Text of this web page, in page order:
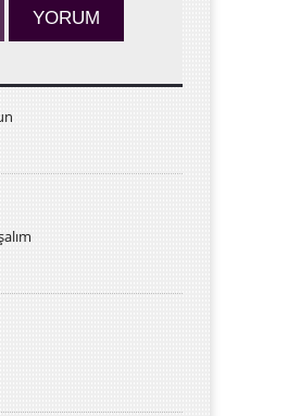
YORUM